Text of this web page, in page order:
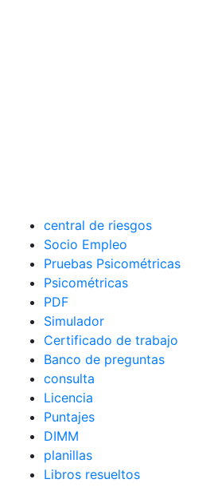
central de riesgos
Socio Empleo
Pruebas Psicométricas
Psicométricas
PDF
Simulador
Certificado de trabajo
Banco de preguntas
consulta
Licencia
Puntajes
DIMM
planillas
Libros resueltos